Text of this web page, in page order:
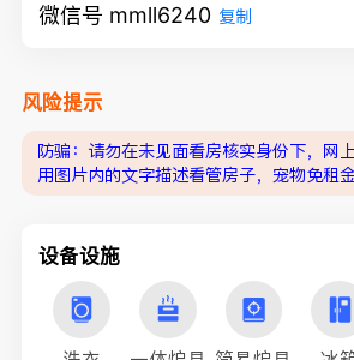
微信号 mmll6240 复制
风险提示
防骗：请勿在未见面看房核实身份下，网上
用图片内的文字描述看管房子，宠物免租
设备设施